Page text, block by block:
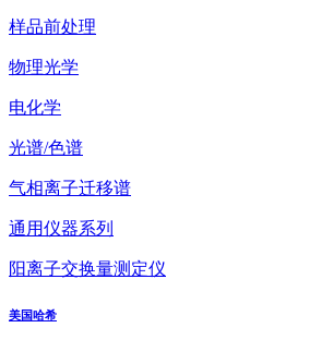
样品前处理
物理光学
电化学
光谱/色谱
气相离子迁移谱
通用仪器系列
阳离子交换量测定仪
美国哈希